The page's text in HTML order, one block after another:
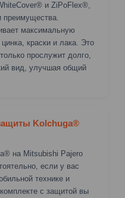
и ZiPoFlex®,
преимущества.
максимальную
краски и лака. Это
прослужит долго,
вид, улучшая общий
Kolchuga®
на Mitsubishi Pajero
если у вас
технике и
с защитой вы